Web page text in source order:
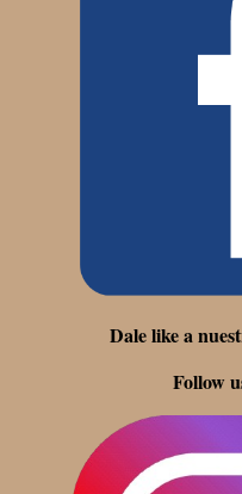
Dale like a
Follow